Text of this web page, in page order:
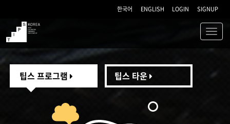
한국어 ENGLISH LOGIN SIGNUP
TIPS
팁스 프로그램 팁스 타운